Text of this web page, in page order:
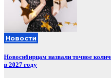
Новости
Новосибирцам назвали точное
в 2027 году